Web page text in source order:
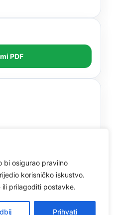
bi osigurao pravilno
korisničko iskustvo.
prilagoditi postavke.
Prihvati
PDF